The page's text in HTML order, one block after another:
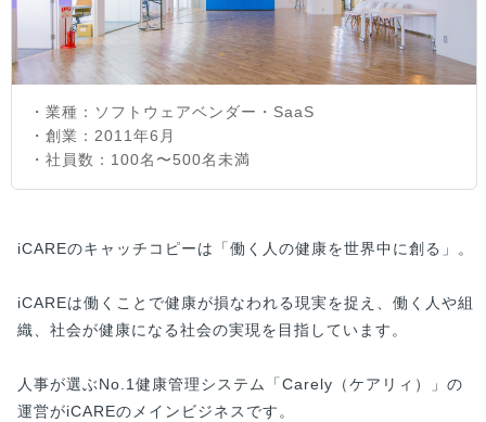
・業種：ソフトウェアベンダー・SaaS
・創業：2011年6月
・社員数：100名〜500名未満
iCAREのキャッチコピーは「働く人の健康を世界中に創る」。
iCAREは働くことで健康が損なわれる現実を捉え、働く人や組
織、社会が健康になる社会の実現を目指しています。
人事が選ぶNo.1健康管理システム「Carely（ケアリィ）」の
運営がiCAREのメインビジネスです。